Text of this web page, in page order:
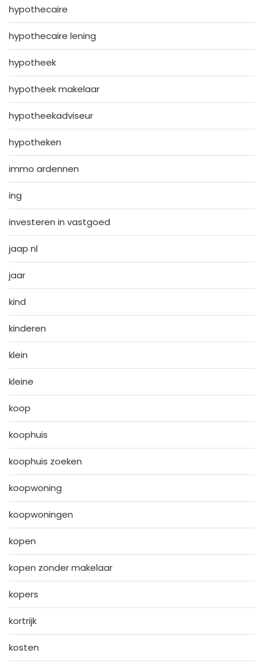
hypothecaire
hypothecaire lening
hypotheek
hypotheek makelaar
hypotheekadviseur
hypotheken
immo ardennen
ing
investeren in vastgoed
jaap nl
jaar
kind
kinderen
klein
kleine
koop
koophuis
koophuis zoeken
koopwoning
koopwoningen
kopen
kopen zonder makelaar
kopers
kortrijk
kosten